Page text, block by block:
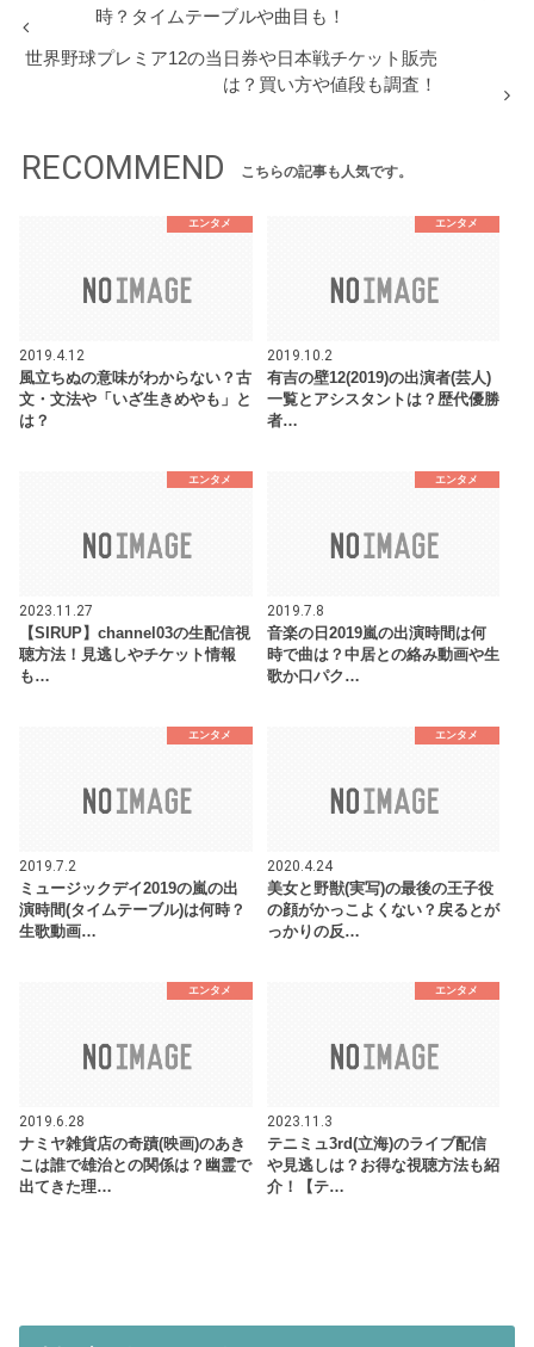
時？タイムテーブルや曲目も！
世界野球プレミア12の当日券や日本戦チケット販売
は？買い方や値段も調査！
RECOMMEND こちらの記事も人気です。
エンタメ
2019.4.12
風立ちぬの意味がわからない？古
文・文法や「いざ生きめやも」と
は？
エンタメ
2019.10.2
有吉の壁12(2019)の出演者(芸人)
一覧とアシスタントは？歴代優勝
者…
エンタメ
2023.11.27
【SIRUP】channel03の生配信視
聴方法！見逃しやチケット情報
も…
エンタメ
2019.7.8
音楽の日2019嵐の出演時間は何
時で曲は？中居との絡み動画や生
歌か口パク…
エンタメ
2019.7.2
ミュージックデイ2019の嵐の出
演時間(タイムテーブル)は何時？
生歌動画…
エンタメ
2020.4.24
美女と野獣(実写)の最後の王子役
の顔がかっこよくない？戻るとが
っかりの反…
エンタメ
2019.6.28
ナミヤ雑貨店の奇蹟(映画)のあき
こは誰で雄治との関係は？幽霊で
出てきた理…
エンタメ
2023.11.3
テニミュ3rd(立海)のライブ配信
や見逃しは？お得な視聴方法も紹
介！【テ…